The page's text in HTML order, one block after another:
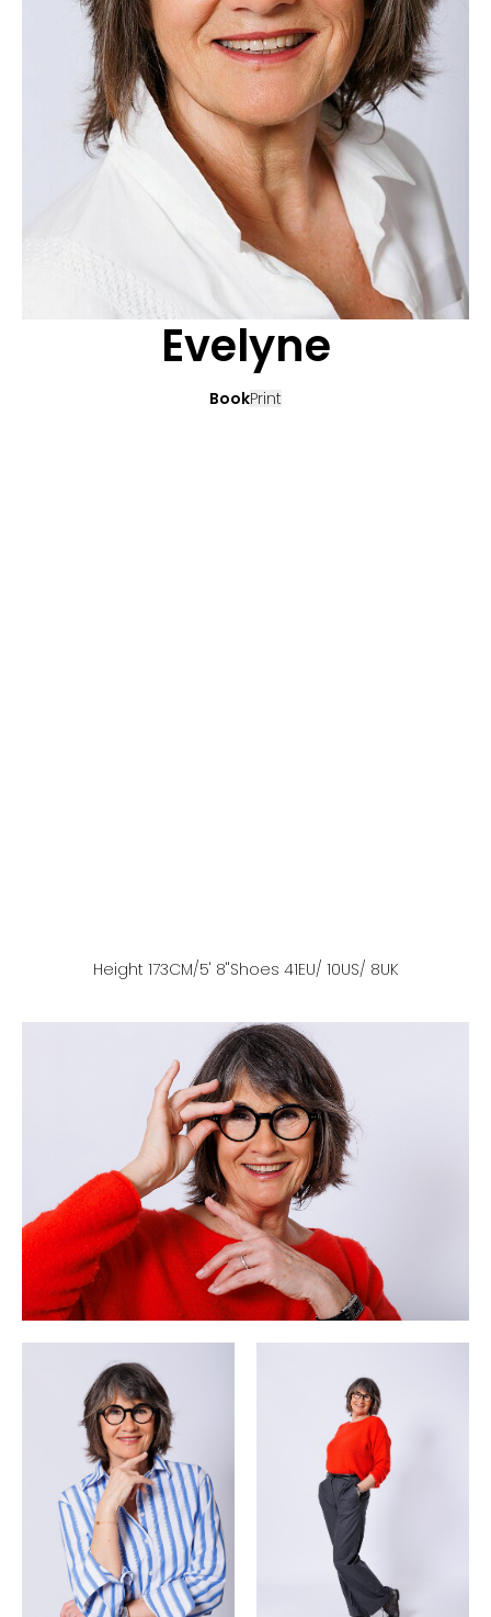
POP MUSICIENS
TALENTS INTERNATIONAUX
CANDIDATURE
NOS AGENCES
FRANCE
SUISSE
Evelyne
BookPrint
Height 173CM/5' 8''Shoes 41EU/ 10US/ 8UK